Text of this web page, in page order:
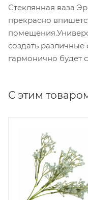
Стеклянная ваза
прекрасно
создать
гармонично будет
С этим